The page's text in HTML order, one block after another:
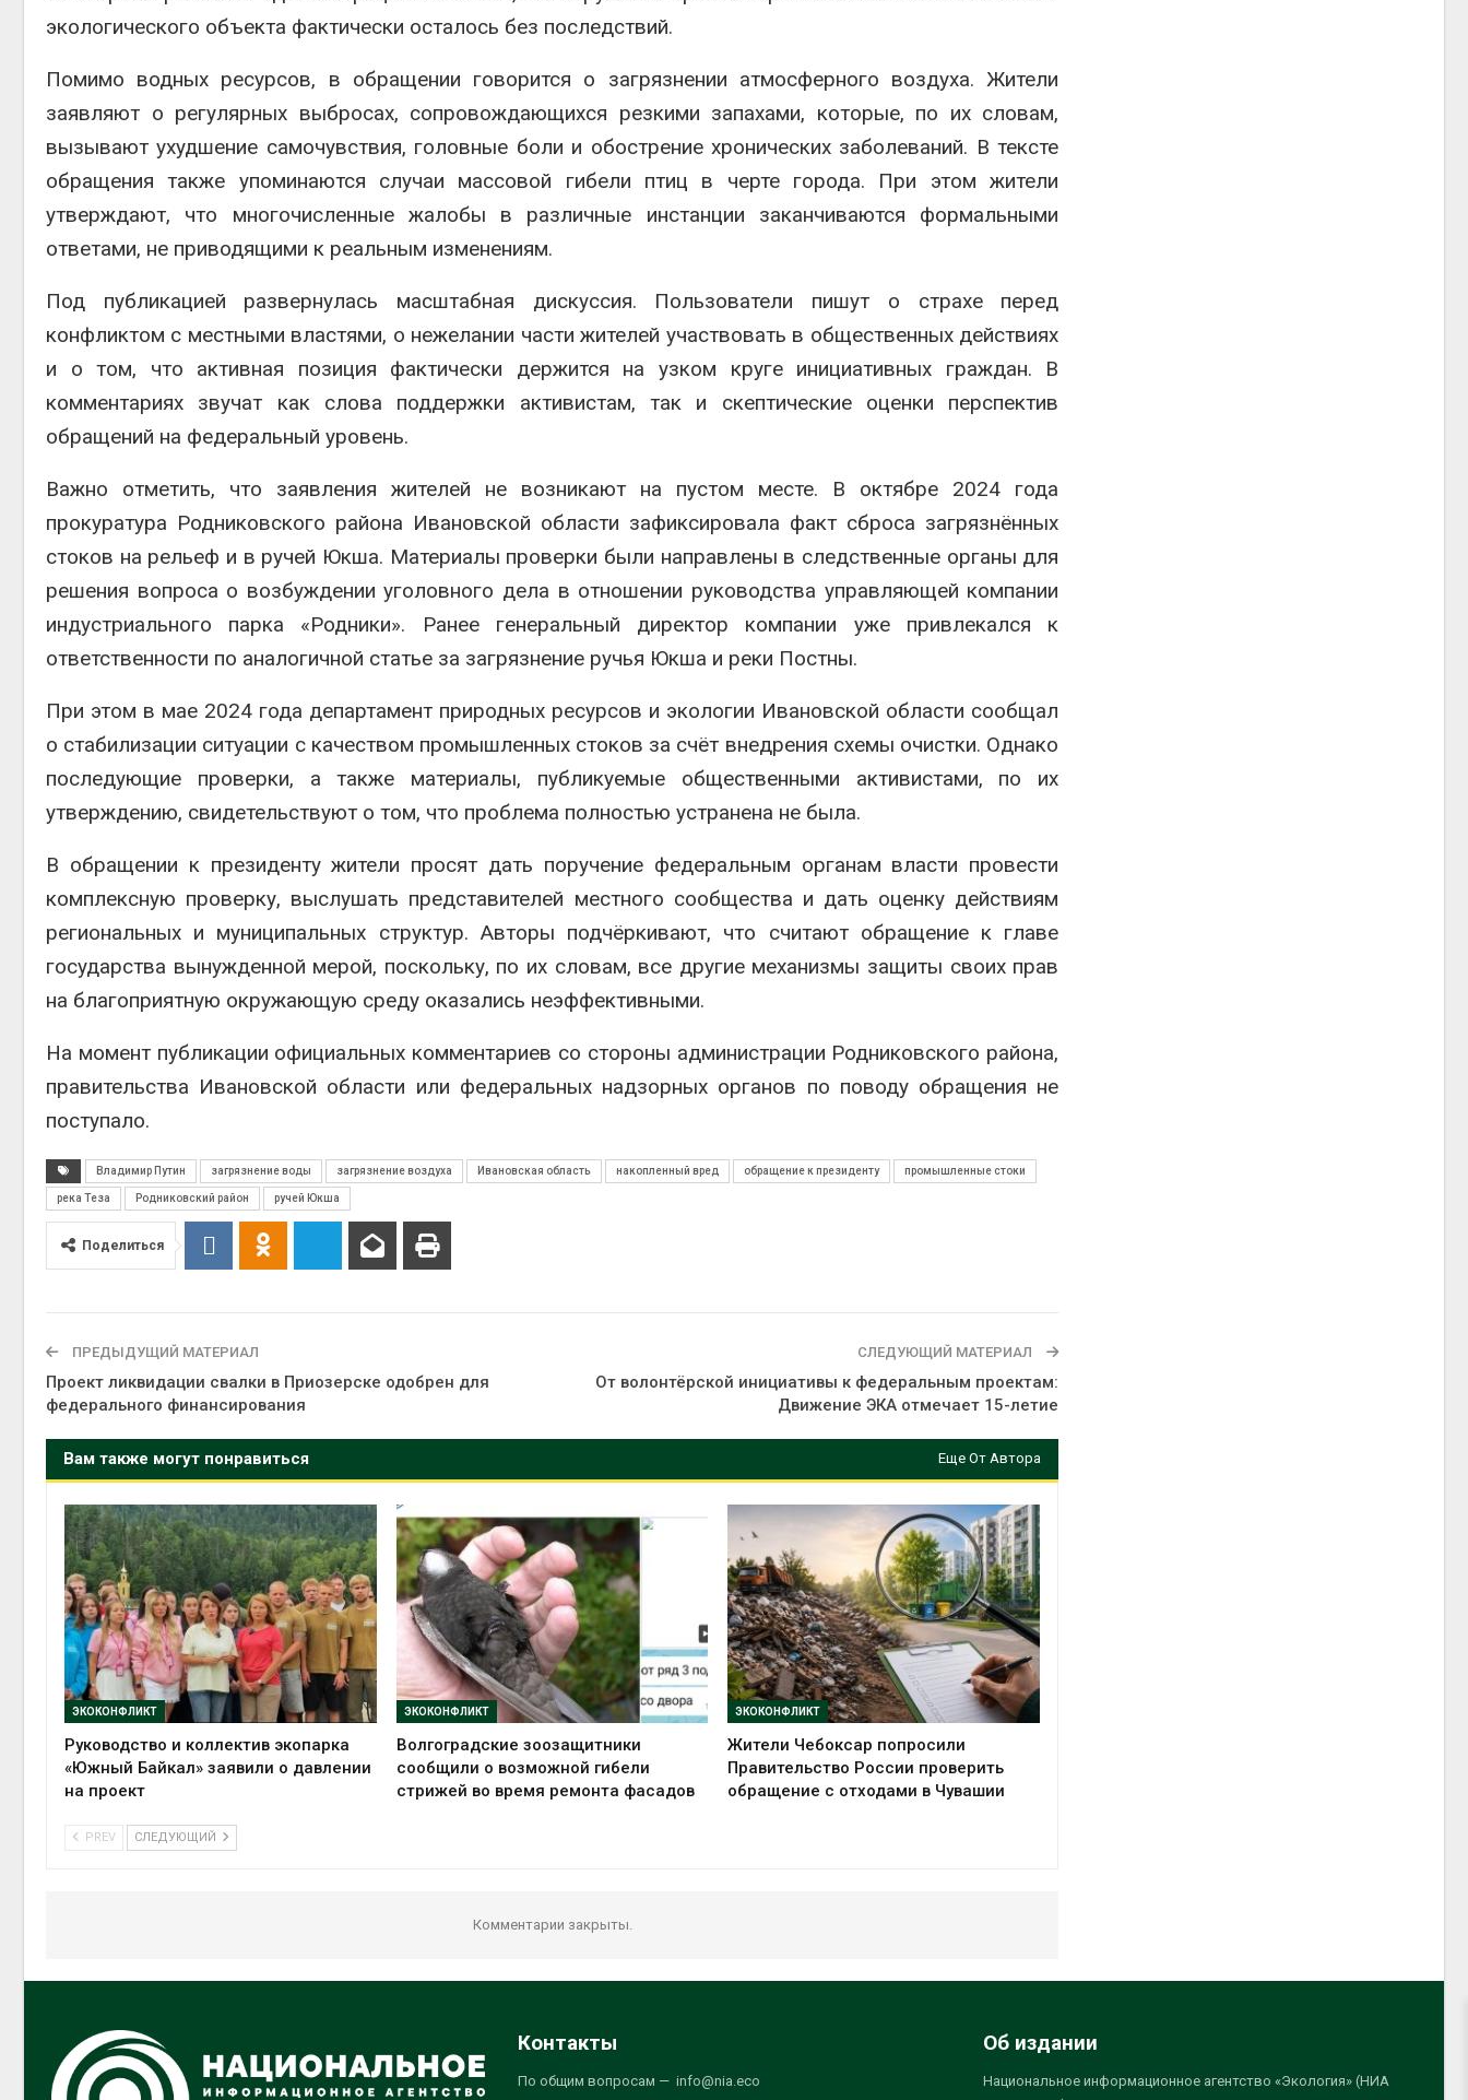
экологического объекта фактически осталось без последствий.
Помимо водных ресурсов, в обращении говорится о загрязнении атмосферного воздуха. Жители
заявляют о регулярных выбросах, сопровождающихся резкими запахами, которые, по их словам,
вызывают ухудшение самочувствия, головные боли и обострение хронических заболеваний. В тексте
обращения также упоминаются случаи массовой гибели птиц в черте города. При этом жители
утверждают, что многочисленные жалобы в различные инстанции заканчиваются формальными
ответами, не приводящими к реальным изменениям.
Под публикацией развернулась масштабная дискуссия. Пользователи пишут о страхе перед
конфликтом с местными властями, о нежелании части жителей участвовать в общественных действиях
и о том, что активная позиция фактически держится на узком круге инициативных граждан. В
комментариях звучат как слова поддержки активистам, так и скептические оценки перспектив
обращений на федеральный уровень.
Важно отметить, что заявления жителей не возникают на пустом месте. В октябре 2024 года
прокуратура Родниковского района Ивановской области зафиксировала факт сброса загрязнённых
стоков на рельеф и в ручей Юкша. Материалы проверки были направлены в следственные органы для
решения вопроса о возбуждении уголовного дела в отношении руководства управляющей компании
индустриального парка «Родники». Ранее генеральный директор компании уже привлекался к
ответственности по аналогичной статье за загрязнение ручья Юкша и реки Постны.
При этом в мае 2024 года департамент природных ресурсов и экологии Ивановской области сообщал
о стабилизации ситуации с качеством промышленных стоков за счёт внедрения схемы очистки. Однако
последующие проверки, а также материалы, публикуемые общественными активистами, по их
утверждению, свидетельствуют о том, что проблема полностью устранена не была.
В обращении к президенту жители просят дать поручение федеральным органам власти провести
комплексную проверку, выслушать представителей местного сообщества и дать оценку действиям
региональных и муниципальных структур. Авторы подчёркивают, что считают обращение к главе
государства вынужденной мерой, поскольку, по их словам, все другие механизмы защиты своих прав
на благоприятную окружающую среду оказались неэффективными.
На момент публикации официальных комментариев со стороны администрации Родниковского района,
правительства Ивановской области или федеральных надзорных органов по поводу обращения не
поступало.
Владимир Путин загрязнение воды загрязнение воздуха Ивановская область накопленный вред обращение к президенту промышленные стоки
река Теза Родниковский район ручей Юкша
Поделиться
ПРЕДЫДУЩИЙ МАТЕРИАЛ
Проект ликвидации свалки в Приозерске одобрен для
федерального финансирования
СЛЕДУЮЩИЙ МАТЕРИАЛ
От волонтёрской инициативы к федеральным проектам:
Движение ЭКА отмечает 15-летие
Вам также могут понравиться Еще От Автора
ЭКОКОНФЛИКТ
Руководство и коллектив экопарка
«Южный Байкал» заявили о давлении
на проект
ЭКОКОНФЛИКТ
Волгоградские зоозащитники
сообщили о возможной гибели
стрижей во время ремонта фасадов
ЭКОКОНФЛИКТ
Жители Чебоксар попросили
Правительство России проверить
обращение с отходами в Чувашии
PREV СЛЕДУЮЩИЙ
Комментарии закрыты.
Контакты
По общим вопросам — info@nia.eco
Об издании
Национальное информационное агентство «Экология» (НИА